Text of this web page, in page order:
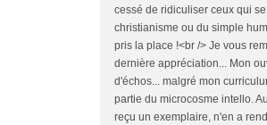
cessé de ridiculiser ceux qui
christianisme ou du simple
pris la place !<br /> Je vous
dernière appréciation... Mon
d'échos... malgré mon
partie du microcosme intello.
reçu un exemplaire, n'en a